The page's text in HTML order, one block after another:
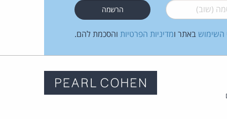
(שוב)*
השימוש באתר ומדיניות הפרטיות והסכמת להם.